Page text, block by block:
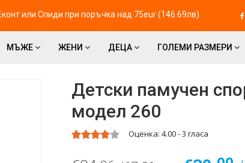
или Спиди при поръчка над 75eur (146.69лв)
МЪЖЕ ЖЕНИ ДЕЦА ГОЛЕМИ РАЗМЕРИ
Детски памучен
модел 260
Оценка: 4.00-3 гласа